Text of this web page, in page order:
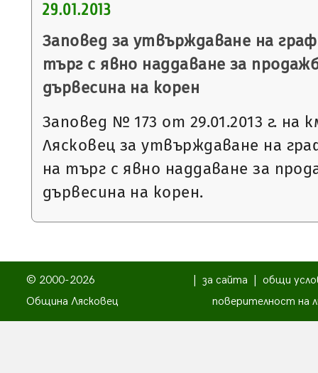
29.01.2013
Заповед за утвърждаване на
търг с явно наддаване за
дървесина на корен
Заповед № 173 от 29.01.2013 г. на
Лясковец за утвърждаване на
на търг с явно наддаване за
дървесина на корен.
© 2000-2026
Община Лясковец
за сайта
общи
поверителност на